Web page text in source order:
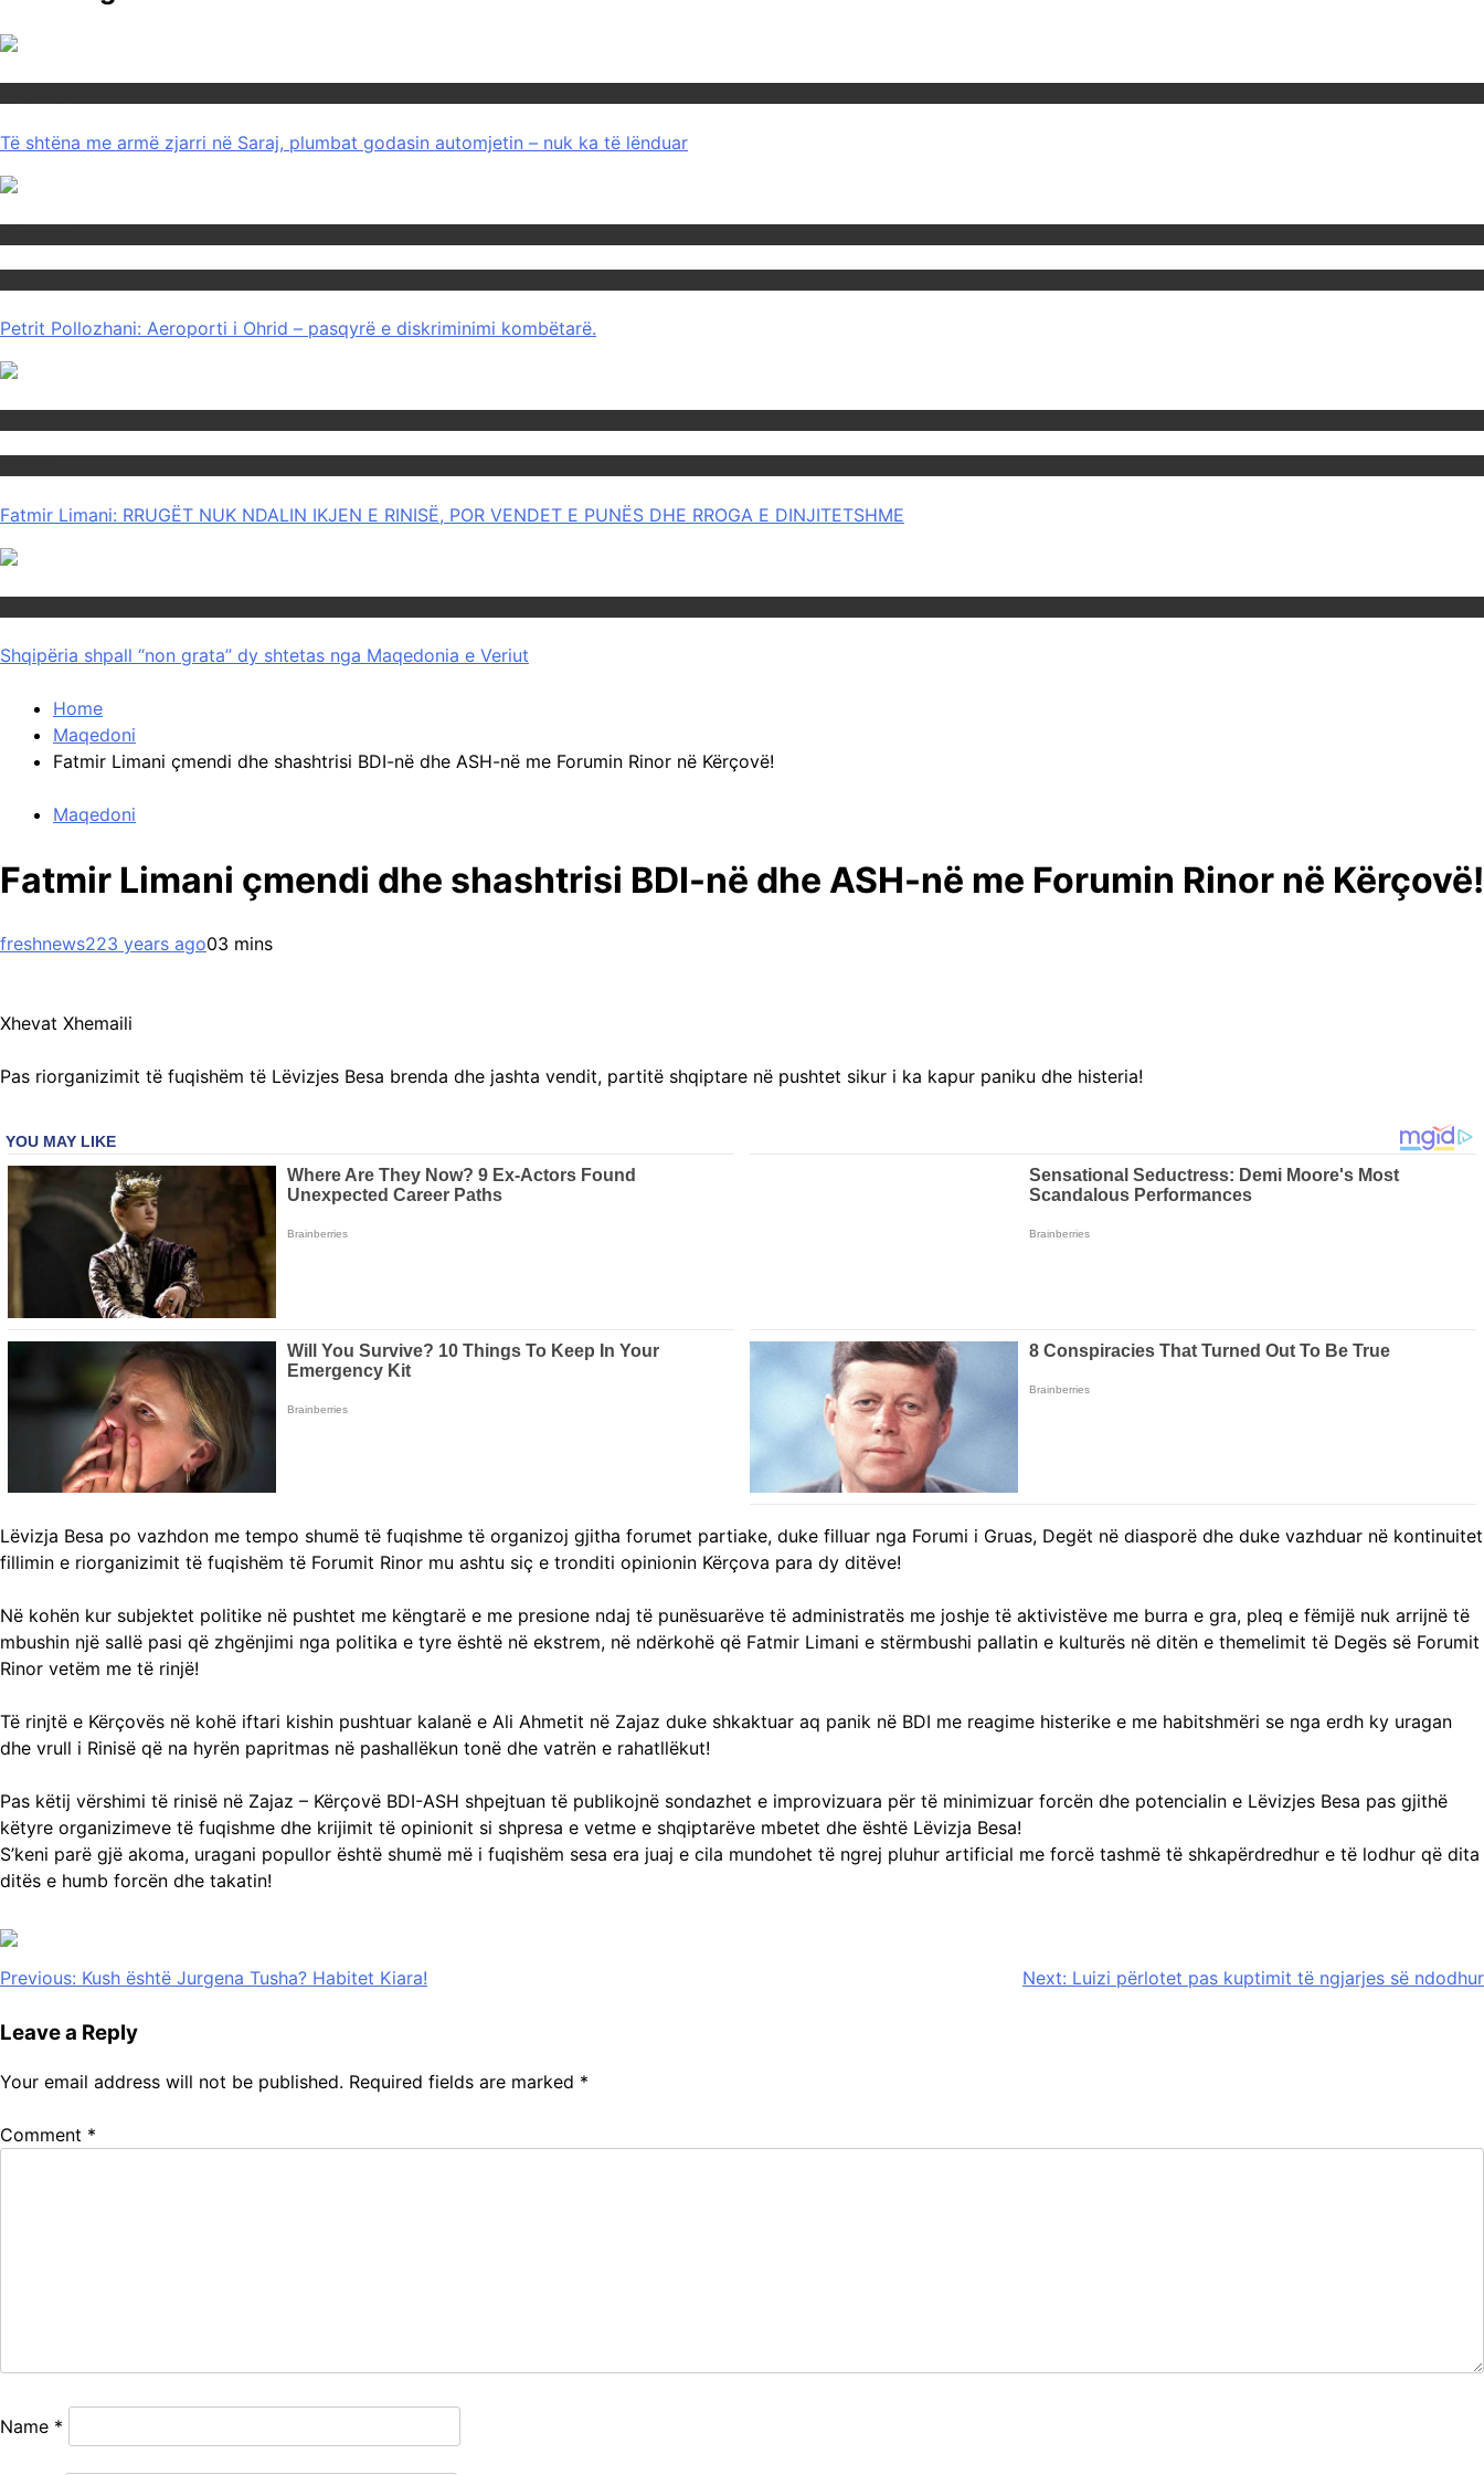
Të shtëna me armë zjarri në Saraj, plumbat godasin automjetin – nuk ka të lënduar
Petrit Pollozhani: Aeroporti i Ohrid – pasqyrë e diskriminimi kombëtarë.
Fatmir Limani: RRUGËT NUK NDALIN IKJEN E RINISË, POR VENDET E PUNËS DHE RROGA E DINJITETSHME
Shqipëria shpall “non grata” dy shtetas nga Maqedonia e Veriut
Home
Maqedoni
Fatmir Limani çmendi dhe shashtrisi BDI-në dhe ASH-në me Forumin Rinor në Kërçovë!
Maqedoni
Fatmir Limani çmendi dhe shashtrisi BDI-në dhe ASH-në me Forumin Rinor në Kërçovë!
freshnews223 years ago03 mins
Xhevat Xhemaili
Pas riorganizimit të fuqishëm të Lëvizjes Besa brenda dhe jashta vendit, partitë shqiptare në pushtet sikur i ka kapur paniku dhe histeria!
Lëvizja Besa po vazhdon me tempo shumë të fuqishme të organizoj gjitha forumet partiake, duke filluar nga Forumi i Gruas, Degët në diasporë dhe duke vazhduar në kontinuitet
fillimin e riorganizimit të fuqishëm të Forumit Rinor mu ashtu siç e tronditi opinionin Kërçova para dy ditëve!
Në kohën kur subjektet politike në pushtet me këngtarë e me presione ndaj të punësuarëve të administratës me joshje të aktivistëve me burra e gra, pleq e fëmijë nuk arrijnë të
mbushin një sallë pasi që zhgënjimi nga politika e tyre është në ekstrem, në ndërkohë që Fatmir Limani e stërmbushi pallatin e kulturës në ditën e themelimit të Degës së Forumit
Rinor vetëm me të rinjë!
Të rinjtë e Kërçovës në kohë iftari kishin pushtuar kalanë e Ali Ahmetit në Zajaz duke shkaktuar aq panik në BDI me reagime histerike e me habitshmëri se nga erdh ky uragan
dhe vrull i Rinisë që na hyrën papritmas në pashallëkun tonë dhe vatrën e rahatllëkut!
Pas këtij vërshimi të rinisë në Zajaz – Kërçovë BDI-ASH shpejtuan të publikojnë sondazhet e improvizuara për të minimizuar forcën dhe potencialin e Lëvizjes Besa pas gjithë
këtyre organizimeve të fuqishme dhe krijimit të opinionit si shpresa e vetme e shqiptarëve mbetet dhe është Lëvizja Besa!
S’keni parë gjë akoma, uragani popullor është shumë më i fuqishëm sesa era juaj e cila mundohet të ngrej pluhur artificial me forcë tashmë të shkapërdredhur e të lodhur që dita
ditës e humb forcën dhe takatin!
Post
navigation
Previous: Kush është Jurgena Tusha? Habitet Kiara! Next: Luizi përlotet pas kuptimit të ngjarjes së ndodhur
Leave a Reply
Your email address will not be published. Required fields are marked *
Comment *
Name *